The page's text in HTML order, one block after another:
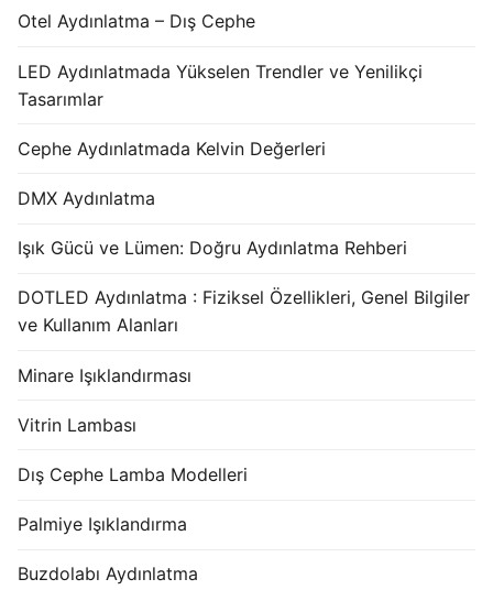
Otel Aydınlatma – Dış Cephe
LED Aydınlatmada Yükselen Trendler ve Yenilikçi
Tasarımlar
Cephe Aydınlatmada Kelvin Değerleri
DMX Aydınlatma
Işık Gücü ve Lümen: Doğru Aydınlatma Rehberi
DOTLED Aydınlatma : Fiziksel Özellikleri, Genel Bilgiler
ve Kullanım Alanları
Minare Işıklandırması
Vitrin Lambası
Dış Cephe Lamba Modelleri
Palmiye Işıklandırma
Buzdolabı Aydınlatma